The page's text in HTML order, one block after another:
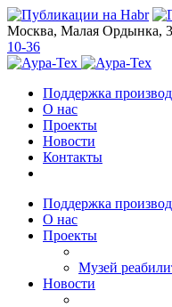
Москва, Малая Ордынка,
10-36
Поддержка
О нас
Проекты
Новости
Контакты
Поддержка
О нас
Проекты
Музей
Новости